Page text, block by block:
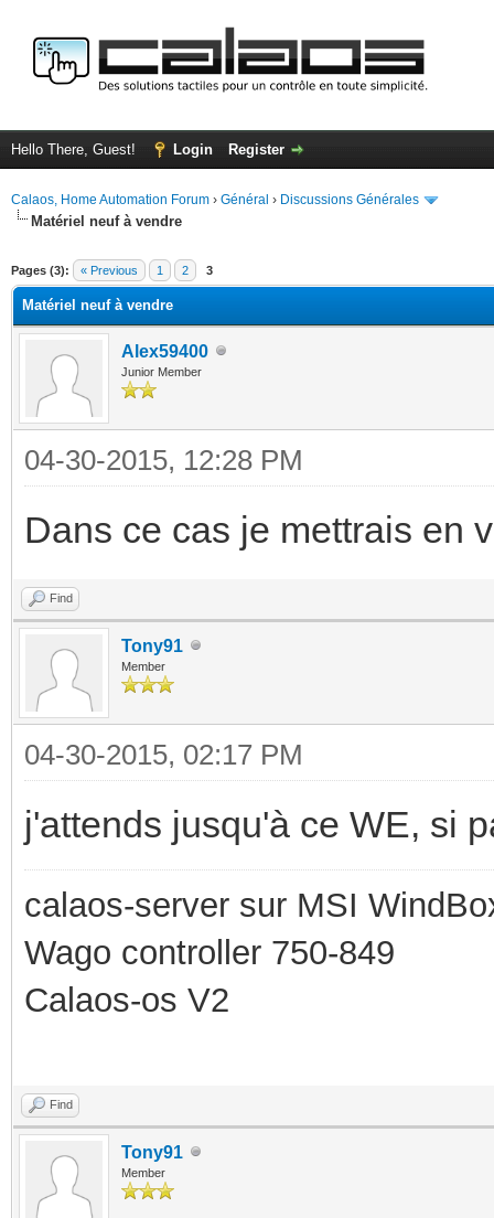
Hello There, Guest! Login Register
Calaos, Home Automation Forum › Général › Discussions Générales
Matériel neuf à vendre
Pages (3): « Previous 1 2 3
Matériel neuf à vendre
Alex59400
Junior Member
04-30-2015, 12:28 PM
Dans ce cas je mettrais en
Find
Tony91
Member
04-30-2015, 02:17 PM
j'attends jusqu'à ce WE, si
calaos-server sur MSI
Wago controller 750-849
Calaos-os V2
Find
Tony91
Member